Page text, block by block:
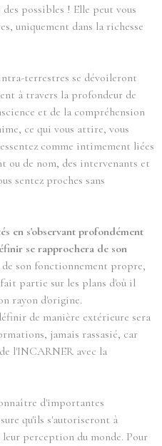
possibles ! Elle peut vous
uniquement dans la richesse
terrestres se dévoileront
à travers la profondeur de
et de la compréhension
ce qui vous attire, vous
comme intimement liées
ou de nom, des intervenants et
sentez proches sans
en s'observant profondément
se rapprochera de son
de son fonctionnement propre,
partie sur les plans d'où il
rayon d'origine.
de manière extérieure sera
jamais rassasié, car
l'INCARNER avec la
d'importantes
qu'ils s'autoriseront à
perception du monde. Pour